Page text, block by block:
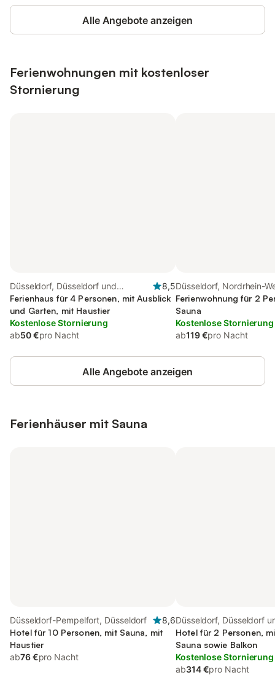
Alle Angebote anzeigen
Ferienwohnungen mit kostenloser
Stornierung
Düsseldorf, Düsseldorf und
Umgebung
8,5
Ferienhaus für 4 Personen, mit Ausblick
und Garten, mit Haustier
Kostenlose Stornierung
ab50 €pro Nacht
Düsseldorf, Nordrhein-
Ferienwohnung für 2
Sauna
Kostenlose Stornierung
ab119 €pro Nacht
Alle Angebote anzeigen
Ferienhäuser mit Sauna
Düsseldorf-Pempelfort, Düsseldorf
8,6
Hotel für 10 Personen, mit Sauna, mit
Haustier
ab76 €pro Nacht
Düsseldorf, Düsseldorf
Umgebung
Hotel für 2 Personen,
Sauna sowie Balkon
Kostenlose Stornierung
ab314 €pro Nacht